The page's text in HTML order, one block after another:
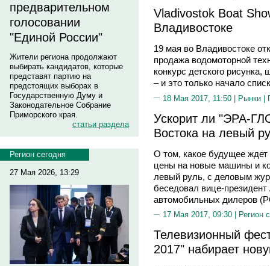
предварительном
голосовании
"Единой России"
Жители региона продолжают
выбирать кандидатов, которые
представят партию на
предстоящих выборах в
Государственную Думу и
Законодательное Собрание
Приморского края.
статьи раздела
Регион сегодня
27 Мая 2026, 13:29
Vladivostok Boat
Владивостоке
19 мая во Владивостоке
продажа водомоторной
конкурс детского
– и это только начало
18 Мая 2017, 11:50 | Рынки |
Ускорит ли "ЭРА-
Востока на левый
О том, какое будущее ждет
цены на новые машины и
левый руль, с деловым
беседовал вице-
автомобильных дилеров
17 Мая 2017, 09:30 | Регион
Телевизионный
2017" набирает